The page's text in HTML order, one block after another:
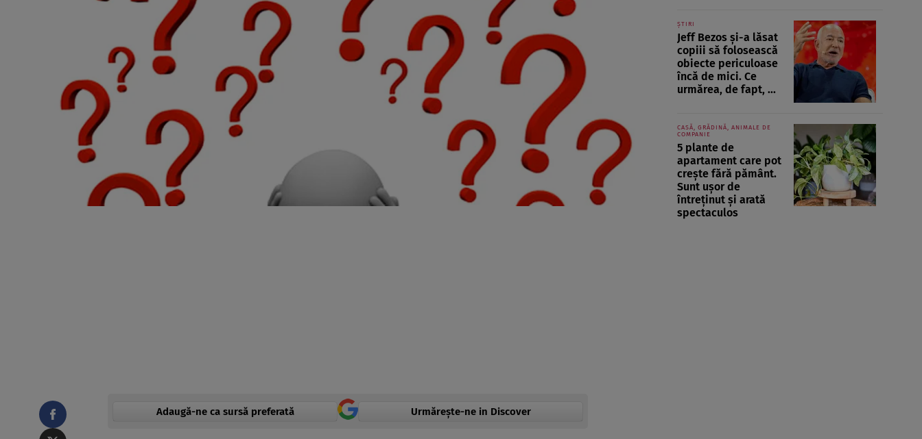
Adaugă-ne ca sursă preferată Urmărește-ne in Discover
ȘTIRI
Jeff Bezos și-a lăsat
copiii să folosească
obiecte periculoase
încă de mici. Ce
urmărea, de fapt, ...
CASĂ, GRĂDINĂ, ANIMALE DE
COMPANIE
5 plante de
apartament care pot
crește fără pământ.
Sunt ușor de
întreținut și arată
spectaculos